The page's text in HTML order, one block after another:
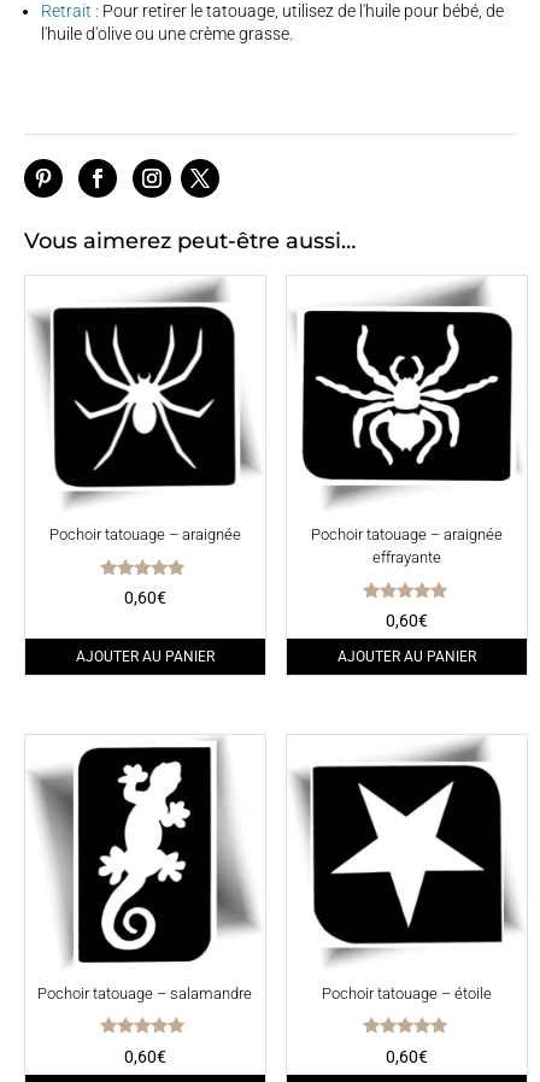
Retrait : Pour retirer le tatouage, utilisez de l'huile pour bébé, de
l'huile d'olive ou une crème grasse.
Vous aimerez peut-être aussi…
Pochoir tatouage – araignée
Note
4.67
0,60€
AJOUTER AU PANIER
Pochoir tatouage – araignée
effrayante
Note
4.75
0,60€
AJOUTER AU PANIER
Pochoir tatouage – salamandre
Note
5.00
0,60€
Pochoir tatouage – étoile
Note
5.00
0,60€